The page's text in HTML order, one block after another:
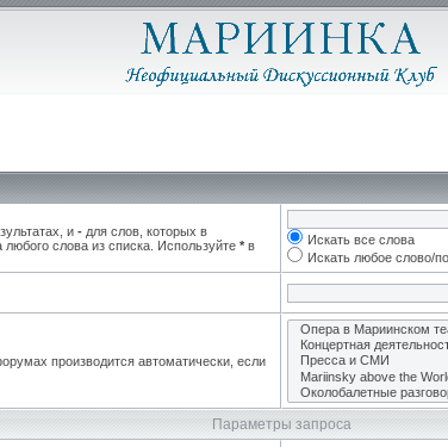
и - для слов, которых в
любого слова из списка. Используйте * в
Искать все слова
Искать любое слово/
производится автоматически, если
Параметры запроса